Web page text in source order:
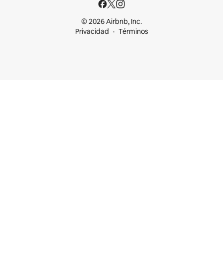
© 2026 Airbnb, Inc.
Privacidad
Términos